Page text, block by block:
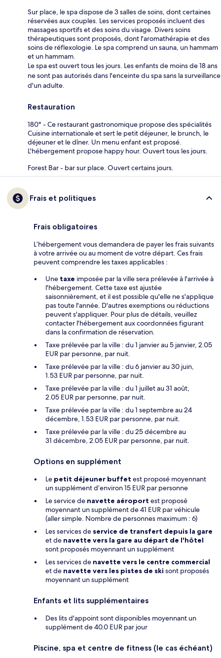
Sur place, le spa dispose de 3 salles de soins, dont certaines
réservées aux couples. Les services proposés incluent des
massages sportifs et des soins du visage. Divers soins
thérapeutiques sont proposés, dont l'aromathérapie et des
soins de réflexologie. Le spa comprend un sauna, un hammam
et un hammam.
Le spa est ouvert tous les jours. Les enfants de moins de 18 ans
ne sont pas autorisés dans l'enceinte du spa sans la surveillance
d'un adulte.
Restauration
180° - Ce restaurant gastronomique propose des spécialités
Cuisine internationale et sert le petit déjeuner, le brunch, le
déjeuner et le dîner. Un menu enfant est proposé.
L'hébergement propose happy hour. Ouvert tous les jours.
Forest Bar - bar sur place. Ouvert certains jours.
Frais et politiques
Frais obligatoires
L’hébergement vous demandera de payer les frais suivants
à votre arrivée ou au moment de votre départ. Ces frais
peuvent comprendre les taxes applicables :
Une taxe imposée par la ville sera prélevée à l'arrivée à
l'hébergement. Cette taxe est ajustée
saisonnièrement, et il est possible qu'elle ne s'applique
pas toute l'année. D'autres exemptions ou réductions
peuvent s'appliquer. Pour plus de détails, veuillez
contacter l'hébergement aux coordonnées figurant
dans la confirmation de réservation.
Taxe prélevée par la ville : du 1 janvier au 5 janvier, 2.05
EUR par personne, par nuit.
Taxe prélevée par la ville : du 6 janvier au 30 juin,
1.53 EUR par personne, par nuit.
Taxe prélevée par la ville : du 1 juillet au 31 août,
2.05 EUR par personne, par nuit.
Taxe prélevée par la ville : du 1 septembre au 24
décembre, 1.53 EUR par personne, par nuit.
Taxe prélevée par la ville : du 25 décembre au
31 décembre, 2.05 EUR par personne, par nuit.
Options en supplément
Le petit déjeuner buffet est proposé moyennant
un supplément d’environ 15 EUR par personne
Le service de navette aéroport est proposé
moyennant un supplément de 41 EUR par véhicule
(aller simple. Nombre de personnes maximum : 6)
Les services de service de transfert depuis la gare
et de navette vers la gare au départ de l'hôtel
sont proposés moyennant un supplément
Les services de navette vers le centre commercial
et de navette vers les pistes de ski sont proposés
moyennant un supplément
Enfants et lits supplémentaires
Des lits d'appoint sont disponibles moyennant un
supplément de 40.0 EUR par jour
Piscine, spa et centre de fitness (le cas échéant)